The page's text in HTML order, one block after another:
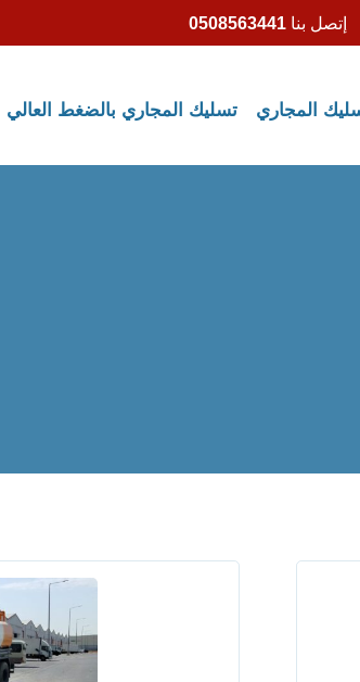
إتصل بنا 0508563441
المجاري تسليك المجاري بالضغط العالي